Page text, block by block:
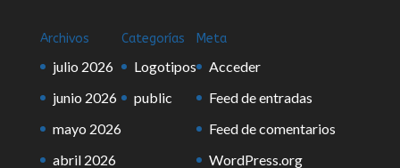
Archivos
julio 2026
junio 2026
mayo 2026
abril 2026
Categorías
Logotipos
public
Meta
Acceder
Feed de entradas
Feed de comentarios
WordPress.org